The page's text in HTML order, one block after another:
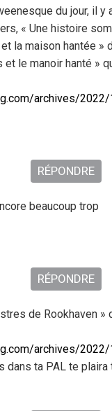
du jour, il y
« Une histoire
la maison hantée »
et le manoir hanté »
archives/
beaucoup trop
RÉPONDRE
de Rookhaven »
archives/
dans ta PAL te plaira
RÉPONDRE